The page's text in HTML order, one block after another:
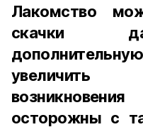
Лакомство
скачки
осторожны с